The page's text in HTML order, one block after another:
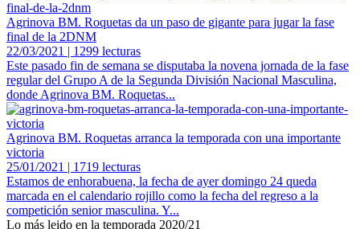
Agrinova BM. Roquetas da un paso de gigante para jugar la fase
final de la 2DNM
22/03/2021 | 1299 lecturas
Este pasado fin de semana se disputaba la novena jornada de la fase
regular del Grupo A de la Segunda División Nacional Masculina,
donde Agrinova BM. Roquetas...
Agrinova BM. Roquetas arranca la temporada con una importante
victoria
25/01/2021 | 1719 lecturas
Estamos de enhorabuena, la fecha de ayer domingo 24 queda
marcada en el calendario rojillo como la fecha del regreso a la
competición senior masculina. Y...
Lo más leido en la temporada 2020/21